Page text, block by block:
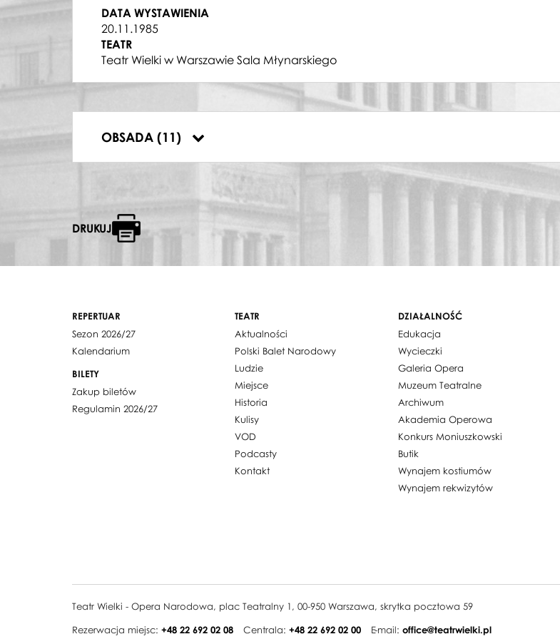
DATA WYSTAWIENIA
20.11.1985
TEATR
Teatr Wielki w Warszawie Sala Młynarskiego
OBSADA (11)
Lesław Pawluk
KUCHARKA
Wiesław Kuźmiak
MARCELI
Andrzej Łukomski
Antoni Wicherek
Piotr Czajkowski
DRUKUJ
REPERTUAR
Sezon 2026/27
Kalendarium
BILETY
Zakup biletów
Regulamin 2026/27
TEATR
Aktualności
Polski Balet Narodowy
Ludzie
Miejsce
Historia
Kulisy
VOD
Podcasty
Kontakt
DZIAŁALNOŚĆ
Edukacja
Wycieczki
Galeria Opera
Muzeum Teatralne
Archiwum
Akademia Operowa
Konkurs Moniuszkowski
Butik
Wynajem kostiumów
Wynajem rekwizytów
Teatr Wielki - Opera Narodowa, plac Teatralny 1, 00-950 Warszawa, skrytka pocztowa 59
Rezerwacja miejsc: +48 22 692 02 08 Centrala: +48 22 692 02 00 E-mail: office@teatrwielki.pl